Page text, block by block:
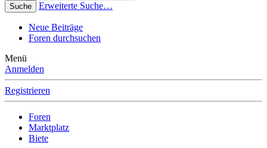
Suche Erweiterte Suche…
Neue Beiträge
Foren durchsuchen
Menü
Anmelden
Registrieren
Foren
Marktplatz
Biete